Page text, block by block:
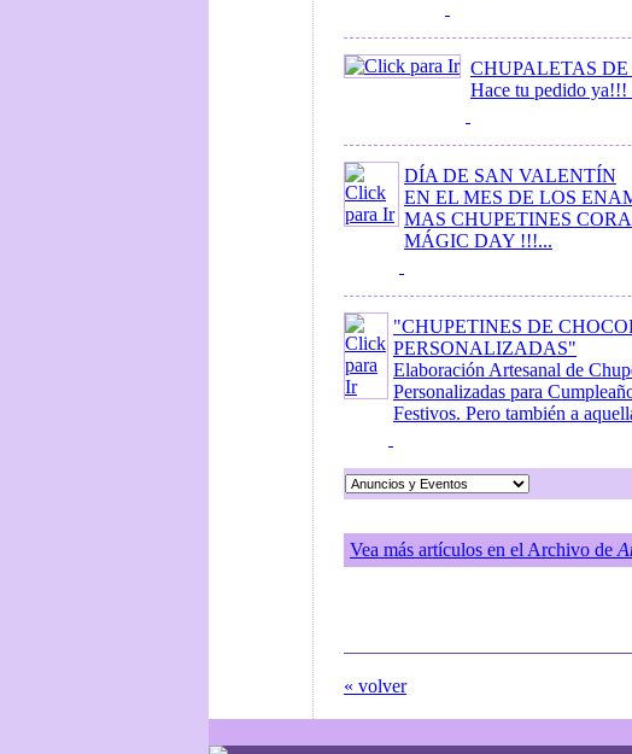
CHUPALETAS
Hace tu pedido ya!!!
DÍA DE SAN VALENTÍN
EN EL MES DE LOS
MAS CHUPETINES
MÁGIC DAY !!!...
"CHUPETINES DE
PERSONALIZADAS"
Elaboración Artesanal de
Personalizadas para
Festivos. Pero también a
Vea más artículos en el Archivo de
« volver